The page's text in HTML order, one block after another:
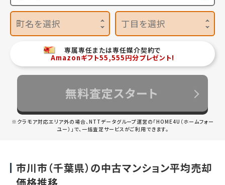
町名を選択 丁目を選択
専属専任または専任媒介契約で
Amazonギフト55,555円分プレゼント!
無料査定スタート
※クラモア対応エリア外の場合、NTTデータグループ運営の「HOME4U（ホームフォー
ユー）」で、一括査定サービスがご利用できます。
市川市（千葉県）の中古マンション平均売却